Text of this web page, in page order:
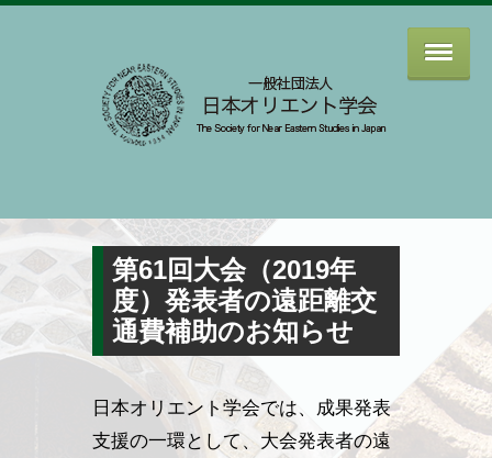
第61回大会（2019年
度）発表者の遠距離交
通費補助のお知らせ
日本オリエント学会では、成果発表
支援の一環として、大会発表者の遠